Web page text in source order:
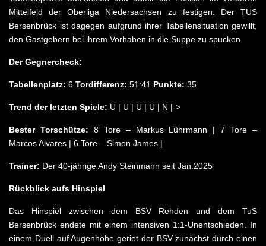
Mittelfeld der Oberliga Niedersachsen zu festigen. Der TUS
Bersenbrück ist dagegen aufgrund ihrer Tabellensituation gewillt,
den Gastgebern bei ihrem Vorhaben in die Suppe zu spucken.
Der Gegnercheck:
Tabellenplatz: 6 Tordifferenz: 51:41 Punkte: 35
Trend der letzten Spiele: U | U | U | U | N |->
Bester Torschütze: 8 Tore – Markus Lührmann | 7 Tore –
Marcos Alvares | 6 Tore – Simon James |
Trainer: Der 40-jährige Andy Steinmann seit Jan.2025
Rückblick aufs Hinspiel
Das Hinspiel zwischen dem BSV Rehden und dem TuS
Bersenbrück endete mit einem intensiven 1:1-Unentschieden. In
einem Duell auf Augenhöhe geriet der BSV zunächst durch einen